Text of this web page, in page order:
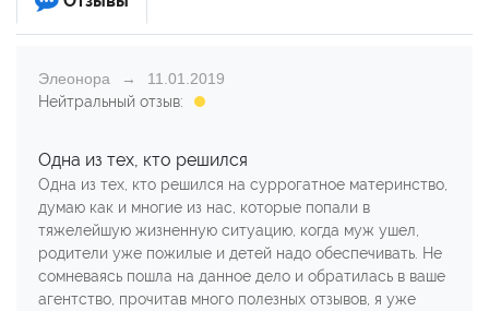
Элеонора
11.01.2019
Нейтральный отзыв:
Одна из тех, кто решился
Одна из тех, кто решился на суррогатное материнство,
думаю как и многие из нас, которые попали в
тяжелейшую жизненную ситуацию, когда муж ушел,
родители уже пожилые и детей надо обеспечивать. Не
сомневаясь пошла на данное дело и обратилась в ваше
агентство, прочитав много полезных отзывов, я уже